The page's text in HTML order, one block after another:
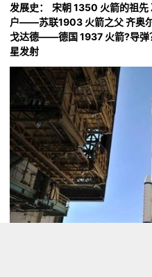
发展史： 宋朝 1350 火箭的祖
户——苏联1903 火箭之父 齐
戈达德——德国 1937 火箭?导
星发射